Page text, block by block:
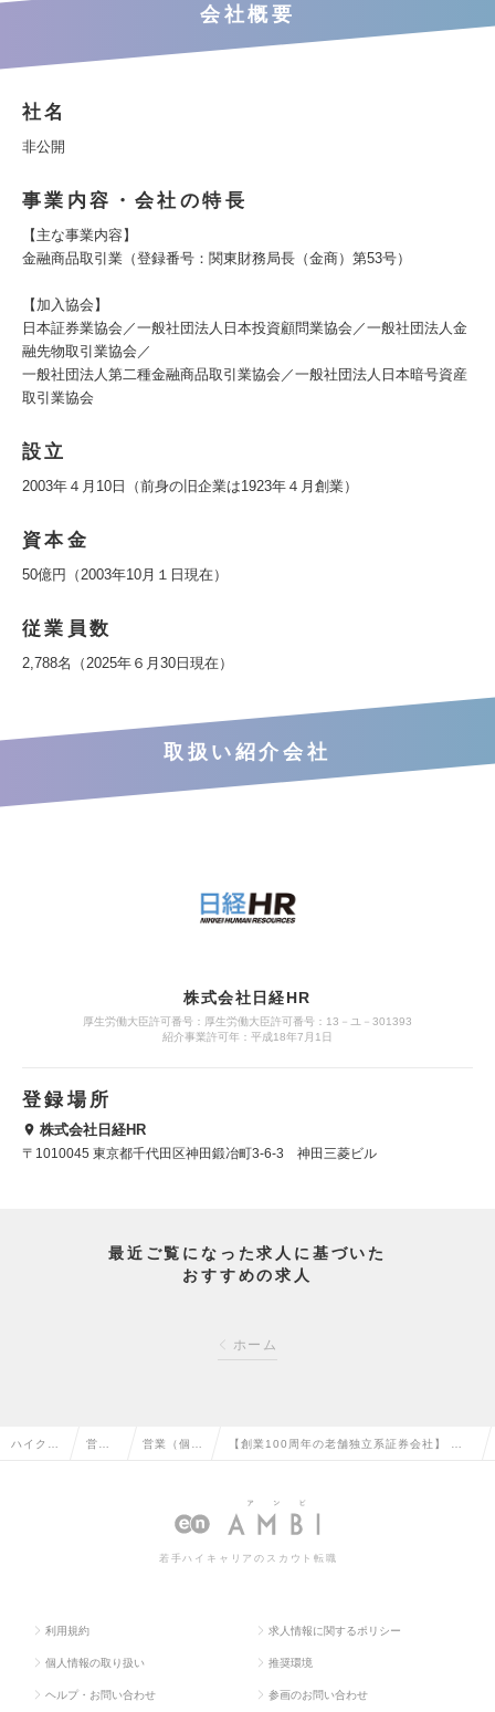
会社概要
社名
非公開
事業内容・会社の特長
【主な事業内容】
金融商品取引業（登録番号：関東財務局長（金商）第53号）
【加入協会】
日本証券業協会／一般社団法人日本投資顧問業協会／一般社団法人金
融先物取引業協会／
一般社団法人第二種金融商品取引業協会／一般社団法人日本暗号資産
取引業協会
設立
2003年４月10日（前身の旧企業は1923年４月創業）
資本金
50億円（2003年10月１日現在）
従業員数
2,788名（2025年６月30日現在）
取扱い紹介会社
株式会社日経HR
厚生労働大臣許可番号：厚生労働大臣許可番号：13－ユ－301393
紹介事業許可年：平成18年7月1日
登録場所
株式会社日経HR
〒1010045 東京都千代田区神田鍛冶町3-6-3 神田三菱ビル
最近ご覧になった求人に基づいた
おすすめの求人
ホーム
ハイクラ 営業 営業（個人 【創業100周年の老舗独立系証券会社】 リ
の求人情報
若手ハイキャリアのスカウト転職
利用規約 求人情報に関するポリシー
個人情報の取り扱い 推奨環境
ヘルプ・お問い合わせ 参画のお問い合わせ